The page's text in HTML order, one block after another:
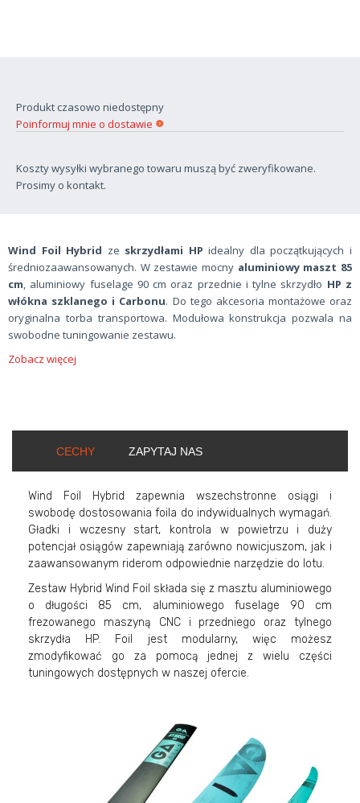
Produkt czasowo niedostępny
Poinformuj mnie o dostawie
Koszty wysyłki wybranego towaru muszą być zweryfikowane.
Prosimy o kontakt.
Wind Foil Hybrid ze skrzydłami HP idealny dla początkujących i
średniozaawansowanych. W zestawie mocny aluminiowy maszt 85
cm, aluminiowy fuselage 90 cm oraz przednie i tylne skrzydło HP z
włókna szklanego i Carbonu. Do tego akcesoria montażowe oraz
oryginalna torba transportowa. Modułowa konstrukcja pozwala na
swobodne tuningowanie zestawu.
Zobacz więcej
CECHY ZAPYTAJ NAS
Wind Foil Hybrid zapewnia wszechstronne osiągi i
swobodę dostosowania foila do indywidualnych wymagań.
Gładki i wczesny start, kontrola w powietrzu i duży
potencjał osiągów zapewniają zarówno nowicjuszom, jak i
zaawansowanym riderom odpowiednie narzędzie do lotu.
Zestaw Hybrid Wind Foil składa się z masztu aluminiowego
o długości 85 cm, aluminiowego fuselage 90 cm
frezowanego maszyną CNC i przedniego oraz tylnego
skrzydła HP. Foil jest modularny, więc możesz
zmodyfikować go za pomocą jednej z wielu części
tuningowych dostępnych w naszej ofercie.